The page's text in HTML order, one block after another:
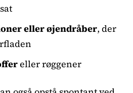
eller øjendråber, der
eller røggener